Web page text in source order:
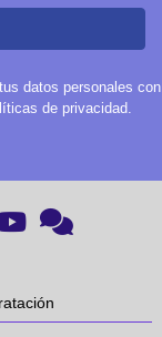
datos personales con
de privacidad.